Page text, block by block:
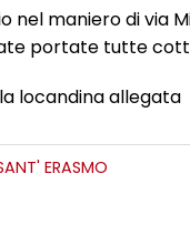
nel maniero di via
portate tutte
locandina allegata
ERASMO